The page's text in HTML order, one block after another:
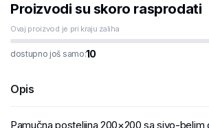
Proizvodi su skoro rasprodati
Ovaj proizvod je pri kraju zaliha
dostupno još samo:10
Opis
Pamučna posteljina 200×200 sa sivo-belim